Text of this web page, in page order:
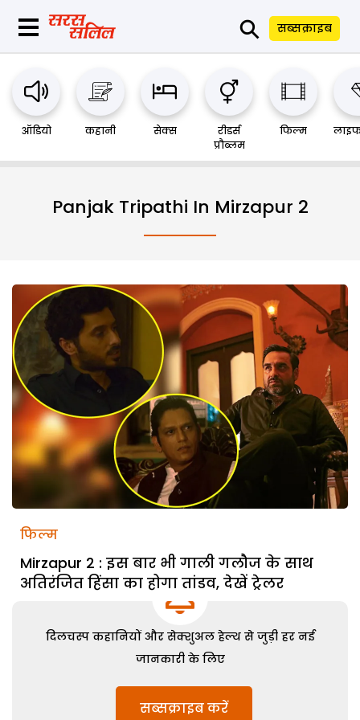
⚲ सब्सक्राइब
ऑडियो कहानी सेक्स
रीडर्स
प्रौब्लम
फिल्म
Panjak Tripathi In Mirzapur 2
फिल्म
Mirzapur 2 : इस बार भी गाली गलौज के साथ
अतिरंजित हिंसा का होगा तांडव, देखें ट्रेलर
दिलचस्प कहानियों और सेक्शुअल हेल्थ से जुड़ी हर नई
जानकारी के लिए
सब्सक्राइब करें